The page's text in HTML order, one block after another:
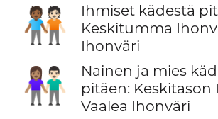
🧑🏾‍🤝‍🧑🏻
Ihmiset kädestä
Keskitumma
Ihonväri
👩🏽‍🤝‍👨🏻
Nainen ja mies
pitäen: Keskitason
Vaalea Ihonväri